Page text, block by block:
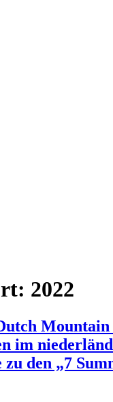
2022
im
den „7